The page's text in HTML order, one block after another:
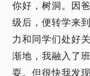
你好，树洞。因
级后，便转学来
力和同学们处好
渐地，我融入了
耍。但很快我发